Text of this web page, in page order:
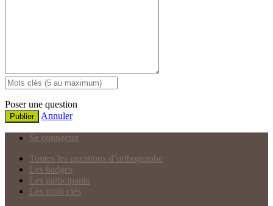
Poser une question
Publier Annuler
Se connecter
Toutes les questions d’orthographe
Les badges
Les participants
Les mots clés